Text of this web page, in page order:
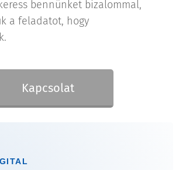
bennünket bizalommal,
a feladatot, hogy
Kapcsolat